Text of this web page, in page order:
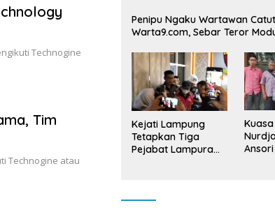
Technogine
Tim
Technogine atau
Penipu Ngaku Wartawan
Warta9.com, Sebar Teror
Kejati Lampung
Tetapkan Tiga
Pejabat Lampura